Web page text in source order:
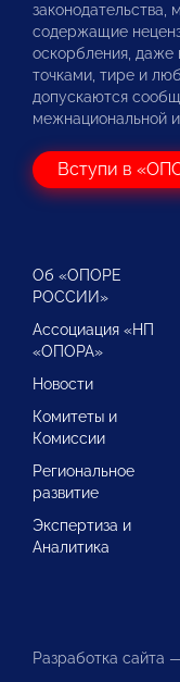
содержащие
оскорбления, даже
точками, тире и
допускаются
межнациональной
Вступи в
Об «ОПОРЕ
РОССИИ»
Ассоциация «НП
«ОПОРА»
Новости
Комитеты и
Комиссии
Региональное
развитие
Экспертиза и
Аналитика
Разработка сайта